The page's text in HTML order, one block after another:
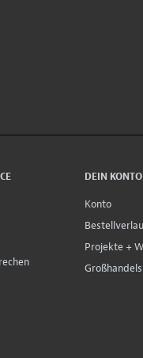
DEIN KONTO
Konto
Projekte +